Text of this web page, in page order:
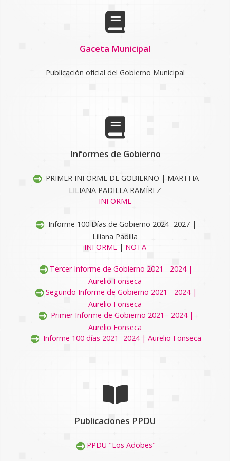
Gaceta Municipal
Publicación oficial del Gobierno Municipal
Informes de Gobierno
PRIMER INFORME DE GOBIERNO | MARTHA
LILIANA PADILLA RAMÍREZ
INFORME
Informe 100 Días de Gobierno 2024- 2027 |
Liliana Padilla
INFORME| NOTA
Tercer Informe de Gobierno 2021 - 2024 |
Aurelio Fonseca
Segundo Informe de Gobierno 2021 - 2024 |
Aurelio Fonseca
Primer Informe de Gobierno 2021 - 2024 |
Aurelio Fonseca
Informe 100 días 2021- 2024 | Aurelio Fonseca
Publicaciones PPDU
PPDU "Los Adobes"